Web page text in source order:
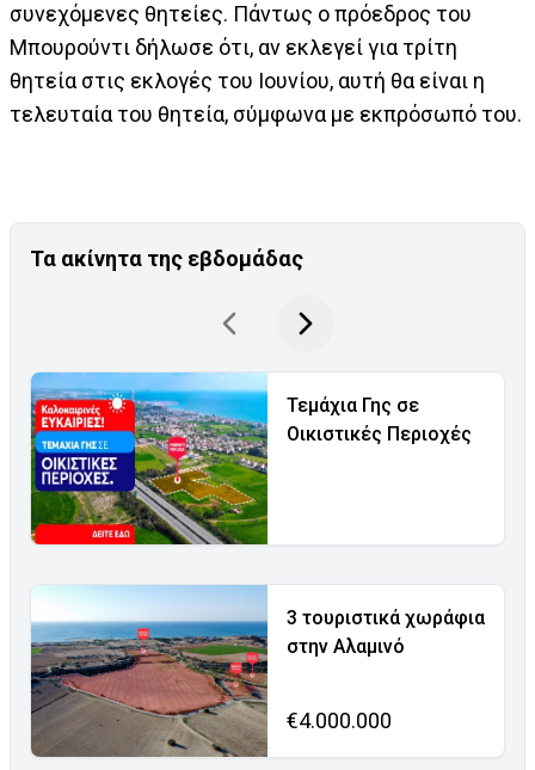
συνεχόμενες θητείες. Πάντως ο πρόεδρος του
Μπουρούντι δήλωσε ότι, αν εκλεγεί για τρίτη
θητεία στις εκλογές του Ιουνίου, αυτή θα είναι η
τελευταία του θητεία, σύμφωνα με εκπρόσωπό του.
Τα ακίνητα της εβδομάδας
Τεμάχια Γης σε
Οικιστικές Περιοχές
3 τουριστικά χωράφια
στην Αλαμινό
€4.000.000